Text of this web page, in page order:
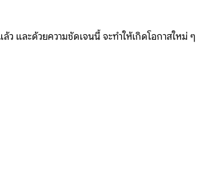
และด้วยความชัดเจนนี้ จะทำให้เกิดโอกาสใหม่ ๆ